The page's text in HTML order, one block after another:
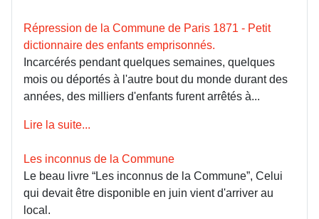
Répression de la Commune de Paris 1871 - Petit
dictionnaire des enfants emprisonnés.
Incarcérés pendant quelques semaines, quelques
mois ou déportés à l'autre bout du monde durant des
années, des milliers d'enfants furent arrêtés à...
Lire la suite...
Les inconnus de la Commune
Le beau livre “Les inconnus de la Commune”, Celui
qui devait être disponible en juin vient d'arriver au
local.